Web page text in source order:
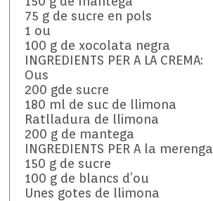
75 g de sucre en pols
1 ou
100 g de xocolata negra
INGREDIENTS PER A LA CREMA:
Ous
200 gde sucre
180 ml de suc de llimona
Ratlladura de llimona
200 g de mantega
INGREDIENTS PER A la merenga
150 g de sucre
100 g de blancs d’ou
Unes gotes de llimona